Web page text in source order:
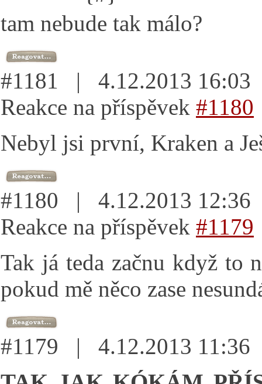
tam nebude tak málo?
#1181 | 4.12.2013
Reakce na příspěvek #1180
Nebyl jsi první, Kraken a
#1180 | 4.12.2013
Reakce na příspěvek #1179
Tak já teda začnu když to
pokud mě něco zase
#1179 | 4.12.2013